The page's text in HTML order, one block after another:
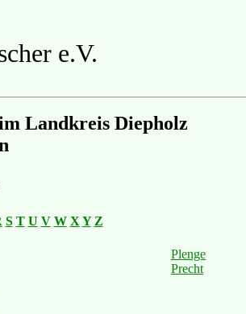
e.V.
Landkreis Diepholz
S T U V W X Y Z
Plenge
Precht